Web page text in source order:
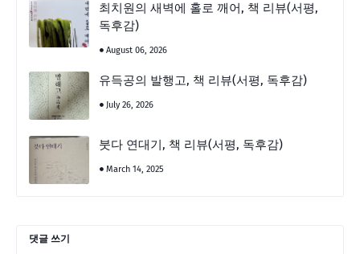
최치원의 새벽에 홀로 깨어, 책 리뷰(서평,
독후감)
August 06, 2026
유득공의 발행고, 책 리뷰(서평, 독후감)
July 26, 2026
붓다 연대기, 책 리뷰(서평, 독후감)
March 14, 2025
댓글 쓰기